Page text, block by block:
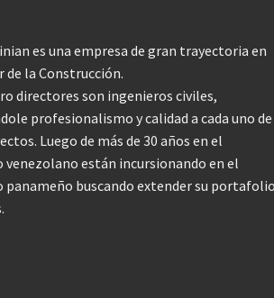
es una empresa de gran trayectoria en
de la Construcción.
directores son ingenieros civiles,
profesionalismo y calidad a cada uno de
Luego de más de 30 años en el
venezolano están incursionando en el
panameño buscando extender su portafolio